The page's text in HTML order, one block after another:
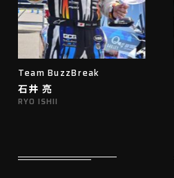
Team BuzzBreak
石井 亮
RYO ISHII